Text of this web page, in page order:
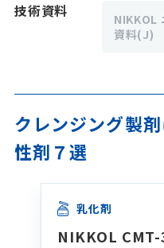
技術資料
NIKKOL
資料(J)
クレンジング製
性剤７選
乳化剤
NIKKOL